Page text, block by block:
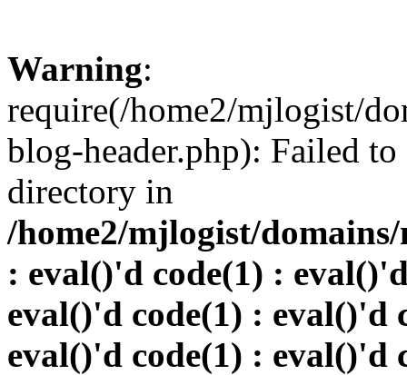
Warning:
require(/home2/mjlogist/
blog-header.php): Failed
directory in
/home2/mjlogist/
: eval()'d code(1) :
eval()'d code(1) : eval()'d
eval()'d code(1) : eval()'d